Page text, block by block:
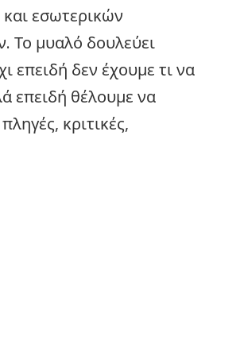
εσωτερικών
Το μυαλό δουλεύει
επειδή δεν έχουμε τι να
επειδή θέλουμε να
κριτικές,